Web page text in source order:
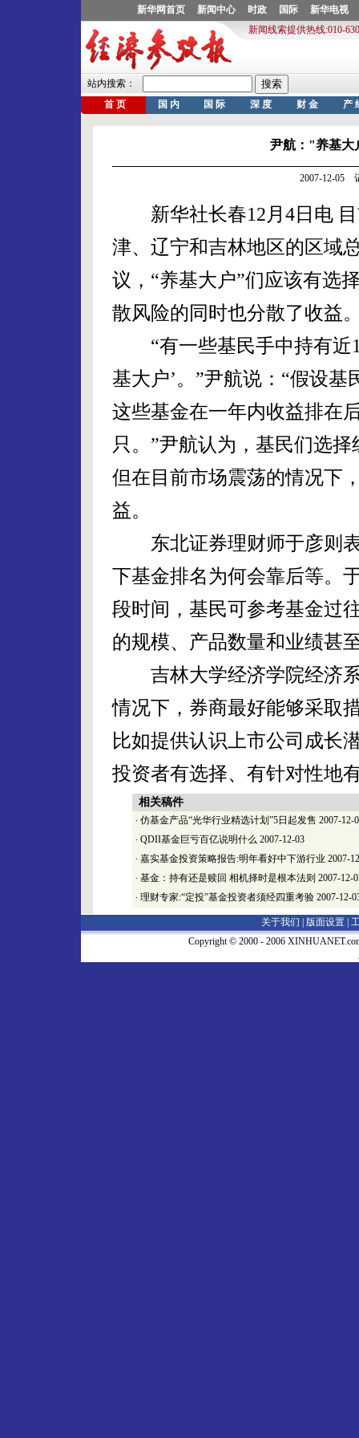
尹航："养基大
2007-12-05
新华社长春12月4日电 目
津、辽宁和吉林地区的区域
议，“养基大户”们应该有选
散风险的同时也分散了收益
“有一些基民手中持有近
基大户’。”尹航说：“假设
这些基金在一年内收益排在
只。”尹航认为，基民们选
但在目前市场震荡的情况下
益。
东北证券理财师于彦则表
下基金排名为何会靠后等。
段时间，基民可参考基金过
的规模、产品数量和业绩甚
吉林大学经济学院经济系
情况下，券商最好能够采取
比如提供认识上市公司成长
投资者有选择、有针对性地
相关稿件
· 仿基金产品“光华行业精选计划”5日起发售 2007-12-
· QDII基金巨亏百亿说明什么 2007-12-03
· 嘉实基金投资策略报告:明年看好中下游行业 2007-
· 基金：持有还是赎回 相机择时是根本法则 2007-12-
· 理财专家:“定投”基金投资者须经四重考验 2007-12-
关于我们 | 版面设置
Copyright © 2000 - 2006